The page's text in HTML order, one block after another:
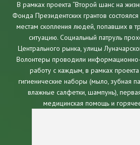
В рамках проекта “Второй шанс на
Фонда Президентских грантов
местам скопления людей, попавших в
ситуацию. Социальный патруль
Центрального рынка, улицы
Волонтеры проводили информационно-
работу с каждым, в рамках
гигиенические наборы (мыло, зубная
влажные салфетки, шампунь),
медицинская помощь и